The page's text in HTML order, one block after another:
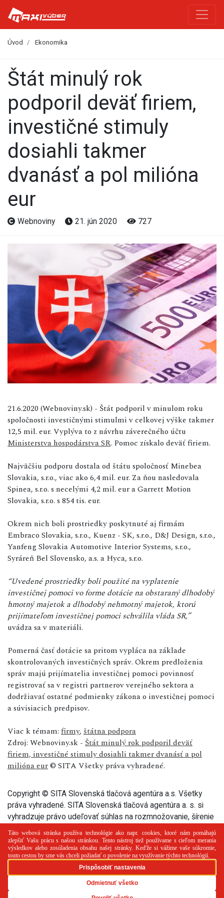
Úvod Ekonomika
Štát minulý rok
podporil deväť firiem,
investičné stimuly
dosiahli takmer
dvanásť a pol milióna
eur
Webnoviny 21. jún 2020 727
21.6.2020 (Webnoviny.sk) - Štát podporil v minulom roku
spoločnosti investičnými stimulmi v celkovej výške takmer
12,5 mil. eur. Vyplýva to z návrhu záverečného účtu
Ministerstva hospodárstva SR. Pomoc získalo deväť firiem.
Najväčšiu podporu dostala od štátu spoločnosť Minebea
Slovakia, s.r.o., viac ako 6,4 mil. eur. Za ňou nasledovala
Spinea, s.r.o. s necelými 4,2 mil. eur a Garrett Motion
Slovakia, s.r.o. s 854 tis. eur.
Okrem nich boli prostriedky poskytnuté aj firmám
Embraco Slovakia, s.r.o., Kuenz - SK, s.r.o., D&J Design, s.r.o.,
Yanfeng Slovakia Automotive Interior Systems, s.r.o.,
Syráreň Bel Slovensko, a.s. a Hyca, s.r.o.
“Uvedené prostriedky boli použité na vyplatenie
investičnej pomoci vo forme dotácie na obstaraný dlhodobý
hmotný majetok a dlhodobý nehmotný majetok, ktorú
prijímateľom investičnej pomoci schválila vláda SR,”
uvádza sa v materiáli.
Pomerná časť dotácie sa pritom vypláca na základe
skontrolovaných investičných správ. Okrem predloženia
správ majú prijímatelia investičnej pomoci povinnosť
registrovať sa v registri partnerov verejného sektora a
dodržiavať ostatné podmienky zákona o investičnej pomoci
a súvisiacich predpisov.
Viac k témam: firmy, štátna podpora
Zdroj: Webnoviny.sk - Štát minulý rok podporil deväť
firiem, investičné stimuly dosiahli takmer dvanásť a pol
milióna eur© SITA Všetky práva vyhradené.
Copyright © SITA Slovenská tlačová agentúra a.s. Všetky
práva vyhradené. SITA Slovenská tlačová agentúra a. s. si
vyhradzuje právo udeľovať súhlas na rozmnožovanie, šírenie
PR článok